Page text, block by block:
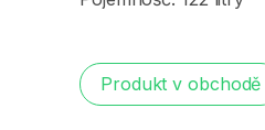
Produkt v obchodě